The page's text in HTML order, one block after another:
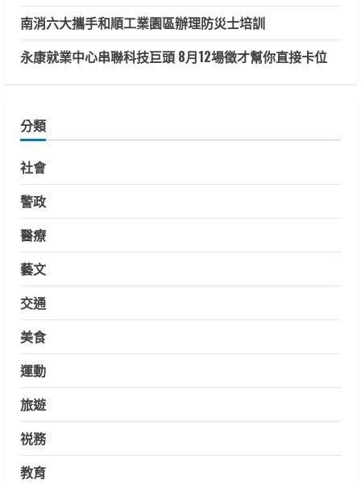
南消六大攜手和順工業園區辦理防災士培訓
永康就業中心串聯科技巨頭 8月12場徵才幫你直接卡位
分類
社會
警政
醫療
藝文
交通
美食
運動
旅遊
祱務
教育